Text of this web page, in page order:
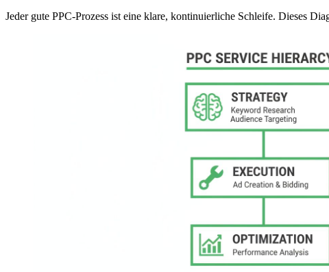
Jeder gute PPC-Prozess ist eine klare, kontinuierliche Schleife. Dieses